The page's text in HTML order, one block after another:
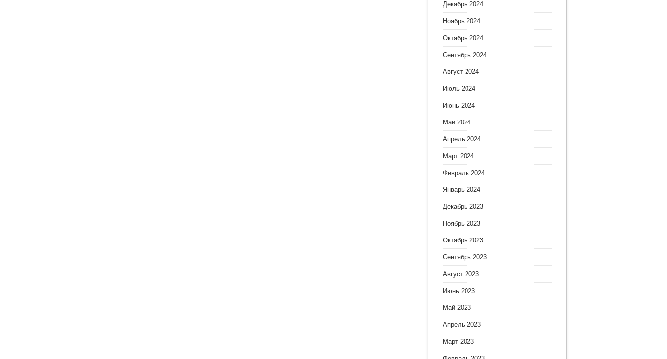
Декабрь 2024
Ноябрь 2024
Октябрь 2024
Сентябрь 2024
Август 2024
Июль 2024
Июнь 2024
Май 2024
Апрель 2024
Март 2024
Февраль 2024
Январь 2024
Декабрь 2023
Ноябрь 2023
Октябрь 2023
Сентябрь 2023
Август 2023
Июнь 2023
Май 2023
Апрель 2023
Март 2023